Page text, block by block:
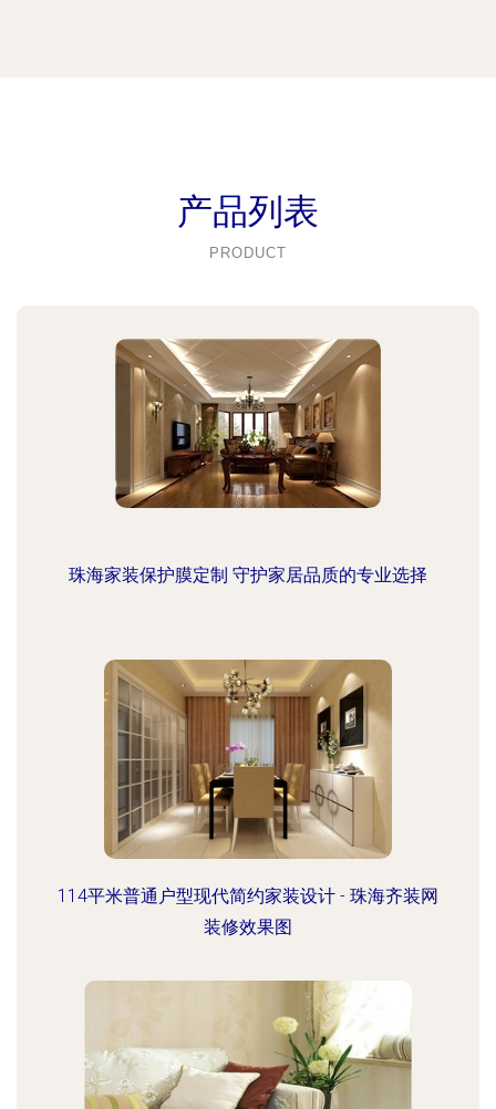
产品列表
PRODUCT
珠海家装保护膜定制 守护家居品质的专业选择
114平米普通户型现代简约家装设计 - 珠海齐装网
装修效果图